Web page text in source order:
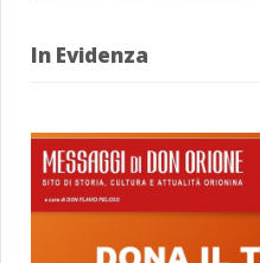
In Evidenza